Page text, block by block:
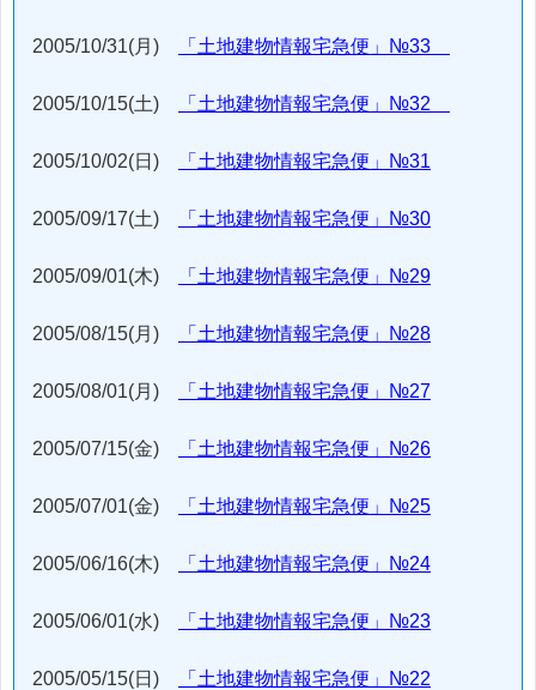
2005/10/31(月) 「土地建物情報宅急便」№33
2005/10/15(土) 「土地建物情報宅急便」№32
2005/10/02(日) 「土地建物情報宅急便」№31
2005/09/17(土) 「土地建物情報宅急便」№30
2005/09/01(木) 「土地建物情報宅急便」№29
2005/08/15(月) 「土地建物情報宅急便」№28
2005/08/01(月) 「土地建物情報宅急便」№27
2005/07/15(金) 「土地建物情報宅急便」№26
2005/07/01(金) 「土地建物情報宅急便」№25
2005/06/16(木) 「土地建物情報宅急便」№24
2005/06/01(水) 「土地建物情報宅急便」№23
2005/05/15(日) 「土地建物情報宅急便」№22